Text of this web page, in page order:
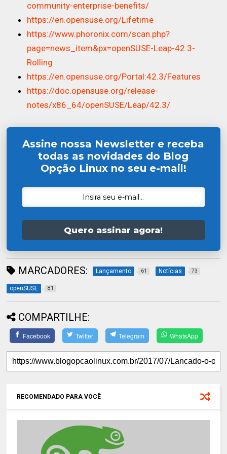
community-enterprise-benefits/
https://en.opensuse.org/Lifetime
https://www.phoronix.com/scan.php?
page=news_item&px=openSUSE-Leap-42.3-
Rolling
https://en.opensuse.org/Portal:42.3/Features
https://doc.opensuse.org/release-
notes/x86_64/openSUSE/Leap/42.3/
Assine nossa Newsletter e receba
todas as novidades do Blog
Opção Linux no seu e-mail!
Quero assinar agora!
MARCADORES: Lançamento 61 Notícias 73
openSUSE 81
COMPARTILHE:
Facebook Twitter Telegram WhatsApp
RECOMENDADO PARA VOCÊ